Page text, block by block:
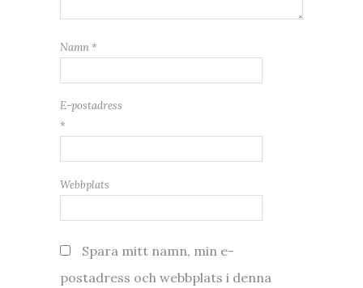
Namn *
E-postadress
*
Webbplats
Spara mitt namn, min e-
postadress och webbplats i denna